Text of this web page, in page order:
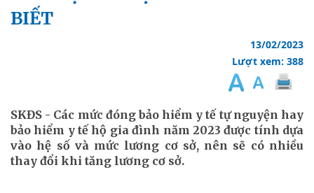
BIẾT
13/02/2023
Lượt xem: 388
SKĐS - Các mức đóng bảo hiểm y tế tự nguyện hay
bảo hiểm y tế hộ gia đình năm 2023 được tính dựa
vào hệ số và mức lương cơ sở, nên sẽ có nhiều
thay đổi khi tăng lương cơ sở.